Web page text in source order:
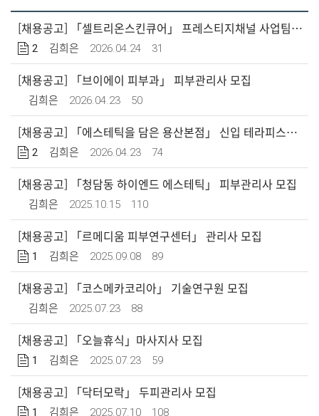
[채용공고] 「셀트리온스킨큐어」 프레스티지채널 사업팀 BA직무 모집
2 김희은 2026.04.24 31
[채용공고] 「브이에이 피부과」 피부관리사 모집
김희은 2026.04.23 50
[채용공고] 「에스테틱을 담은 용산본점」 신입 테라피스트 모집
2 김희은 2026.04.23 74
[채용공고] 「청담동 하이엔드 에스테틱」 피부관리사 모집
김희은 2025.10.15 110
[채용공고] 「르메디움 피부연구센터」 관리사 모집
1 김희은 2025.09.08 89
[채용공고] 「코스메카코리아」 기술연구원 모집
김희은 2025.07.23 88
[채용공고] 「오늘휴식」마사지사 모집
1 김희은 2025.07.23 59
[채용공고] 「닥터모락」 두피관리사 모집
1 김희은 2025.07.10 108